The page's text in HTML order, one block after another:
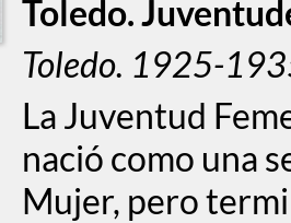
Toledo.
Toledo. 1925-
La Juventud
nació como una
Mujer, pero